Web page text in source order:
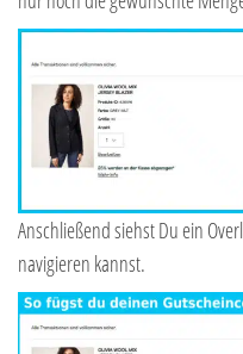
Anschließend siehst Du ein
navigieren kannst.